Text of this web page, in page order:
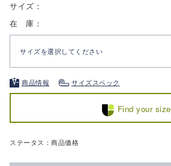
サイズ：
在 庫：
サイズを選択してください
商品情報 サイズスペック
Find your size
ステータス：商品価格